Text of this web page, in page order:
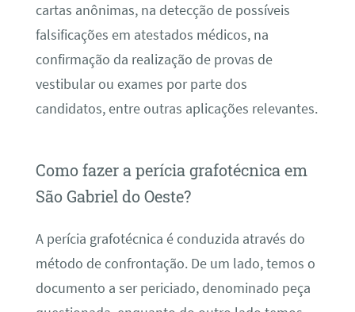
cartas anônimas, na detecção de possíveis
falsificações em atestados médicos, na
confirmação da realização de provas de
vestibular ou exames por parte dos
candidatos, entre outras aplicações relevantes.
Como fazer a perícia grafotécnica em
São Gabriel do Oeste?
A perícia grafotécnica é conduzida através do
método de confrontação. De um lado, temos o
documento a ser periciado, denominado peça